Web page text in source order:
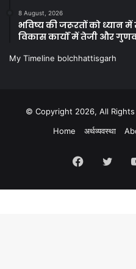
8 August, 2026
भविष्य की जरूरतों को ध्यान में
विकास कार्यों में तेजी और
My Timeline bolchhattisgarh
© Copyright 2026, All
Home
अर्थव्यवस्था
Facebook